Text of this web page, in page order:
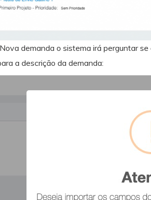
demanda o sistema irá perguntar
a descrição da demanda: